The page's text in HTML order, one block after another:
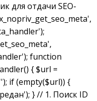
для отдачи SEO-
function
{ $url =
if (empty($url)) {
} // 1. Поиск ID